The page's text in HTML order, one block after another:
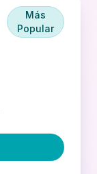
Más
Popular